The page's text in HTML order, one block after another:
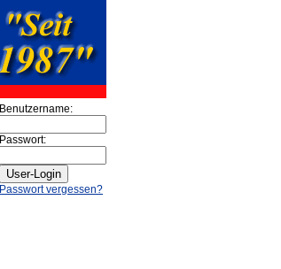
Benutzername:
Passwort:
Passwort vergessen?